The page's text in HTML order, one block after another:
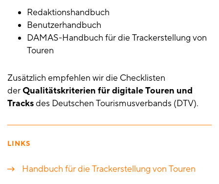
Redaktionshandbuch
Benutzerhandbuch
DAMAS-Handbuch für die Trackerstellung von
Touren
Zusätzlich empfehlen wir die Checklisten
derQualitätskriterien für digitale Touren und
Tracksdes Deutschen Tourismusverbands (DTV).
LINKS
Handbuch für die Trackerstellung von Touren